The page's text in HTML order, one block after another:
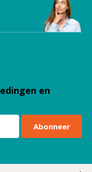
en
Abonneer